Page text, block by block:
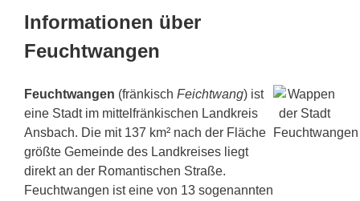
Informationen über
Feuchtwangen
Feuchtwangen (fränkisch Feichtwang) ist
eine Stadt im mittelfränkischen Landkreis
Ansbach. Die mit 137 km² nach der Fläche
größte Gemeinde des Landkreises liegt
direkt an der Romantischen Straße.
Feuchtwangen ist eine von 13 sogenannten